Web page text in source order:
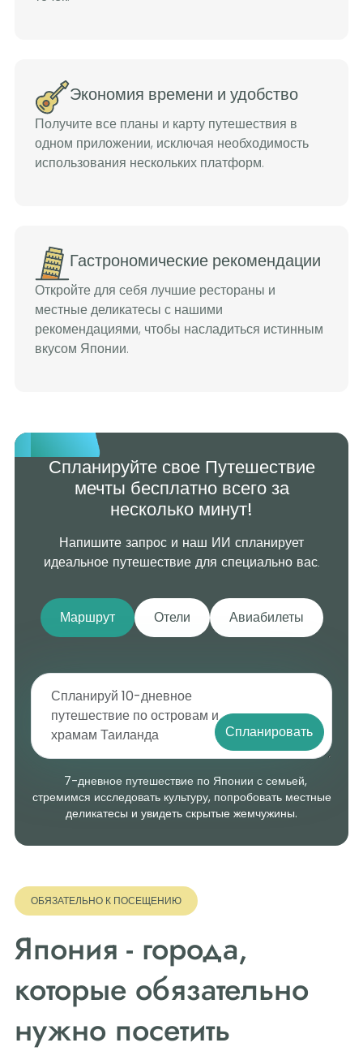
Экономия времени и удобство
Получите все планы и карту путешествия в
одном приложении, исключая необходимость
использования нескольких платформ.
Гастрономические рекомендации
Откройте для себя лучшие рестораны и
местные деликатесы с нашими
рекомендациями, чтобы насладиться истинным
вкусом Японии.
Спланируйте свое Путешествие
мечты бесплатно всего за
несколько минут!
Напишите запрос и наш ИИ спланирует
идеальное путешествие для специально вас.
Маршрут Отели Авиабилеты
Спланировать
7-дневное путешествие по Японии с семьей,
стремимся исследовать культуру, попробовать местные
деликатесы и увидеть скрытые жемчужины.
ОБЯЗАТЕЛЬНО К ПОСЕЩЕНИЮ
Япония - города,
которые обязательно
нужно посетить